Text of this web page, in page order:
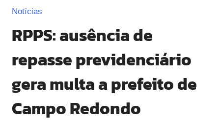
Notícias
RPPS: ausência de
repasse previdenciário
gera multa a prefeito de
Campo Redondo